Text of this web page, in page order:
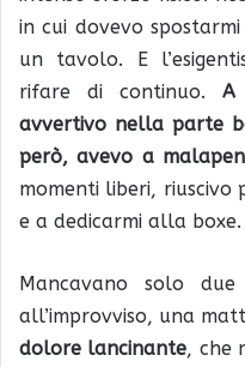
in cui dovevo
un tavolo. E
rifare di continuo. A
avvertivo nella parte
però, avevo a
momenti liberi,
e a dedicarmi alla boxe.
Mancavano solo
all’improvviso, una
dolore lancinante, che